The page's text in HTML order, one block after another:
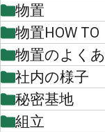
物置
物置HOW TO
物置のよく
社内の様子
秘密基地
組立